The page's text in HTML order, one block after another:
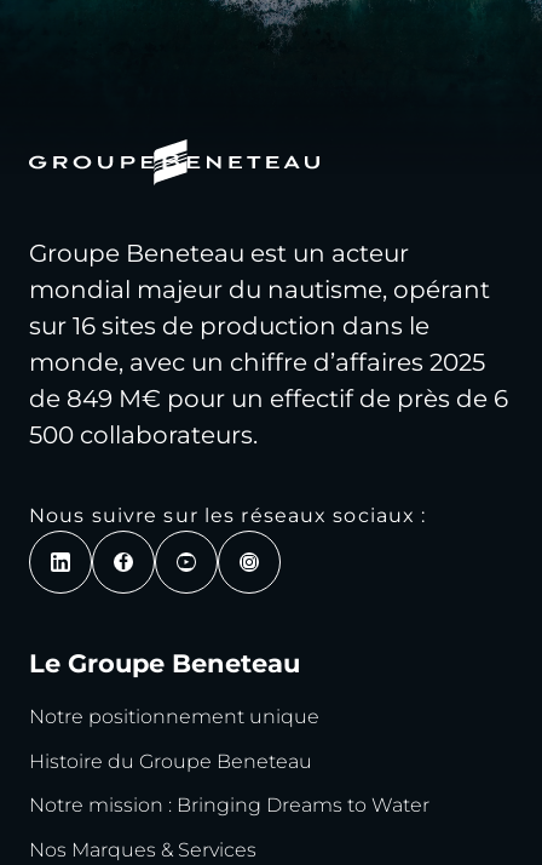
Groupe Beneteau est un acteur
mondial majeur du nautisme, opérant
sur 16 sites de production dans le
monde, avec un chiffre d’affaires 2025
de 849 M€ pour un effectif de près de 6
500 collaborateurs.
Nous suivre sur les réseaux sociaux :
Le Groupe Beneteau
Notre positionnement unique
Histoire du Groupe Beneteau
Notre mission : Bringing Dreams to Water
Nos Marques & Services